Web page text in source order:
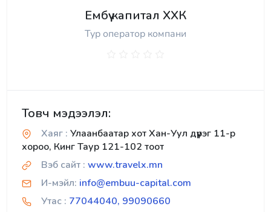
Ембүү капитал ХХК
Тур оператор компани
Товч мэдээлэл:
Хаяг : Улаанбаатар хот Хан-Уул дүүрэг 11-р
хороо, Кинг Таур 121-102 тоот
Вэб сайт : www.travelx.mn
И-мэйл: info@embuu-capital.com
Утас : 77044040, 99090660